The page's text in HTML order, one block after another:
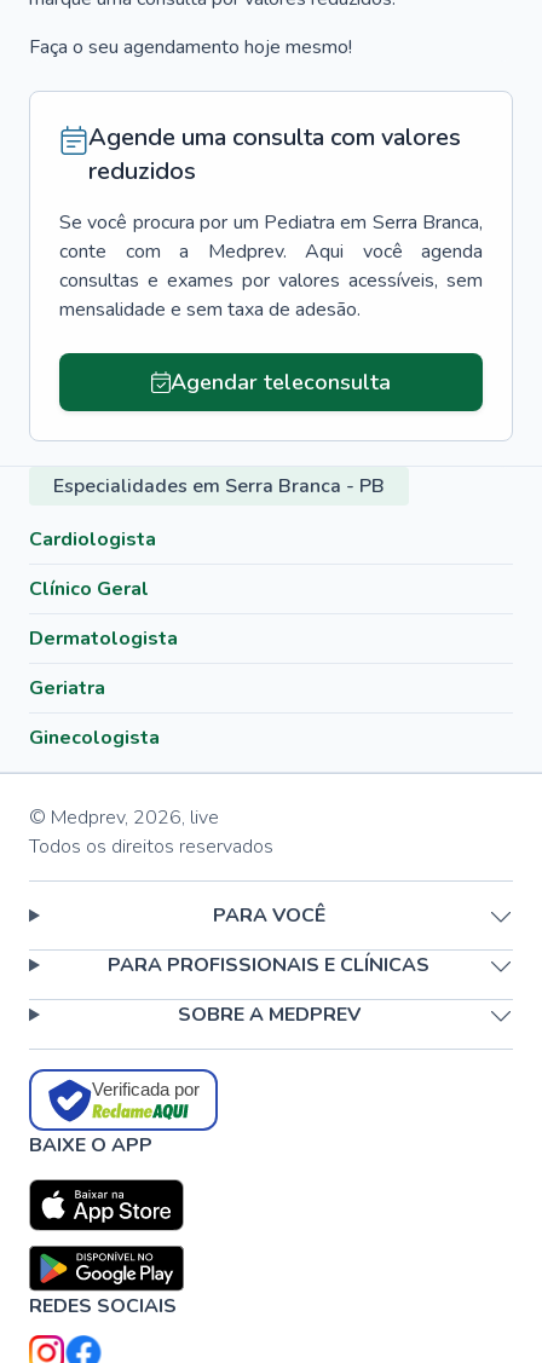
Faça o seu agendamento hoje mesmo!
Agende uma consulta com valores
reduzidos
Se você procura por um Pediatra em Serra Branca,
conte com a Medprev. Aqui você agenda
consultas e exames por valores acessíveis, sem
mensalidade e sem taxa de adesão.
Agendar teleconsulta
Especialidades em Serra Branca - PB
Cardiologista
Clínico Geral
Dermatologista
Geriatra
Ginecologista
© Medprev, 2026, live
Todos os direitos reservados
PARA VOCÊ
PARA PROFISSIONAIS E CLÍNICAS
SOBRE A MEDPREV
Verificada por
BAIXE O APP
REDES SOCIAIS